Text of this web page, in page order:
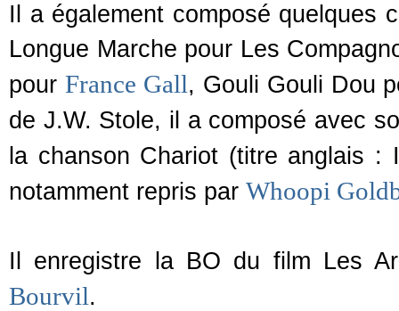
Il a également composé quelques
Longue Marche pour Les
pour France Gall, Gouli Gouli Dou
de J.W. Stole, il a composé avec
la chanson Chariot (titre anglais
notamment repris par Whoopi
Il enregistre la BO du film Les
Bourvil.